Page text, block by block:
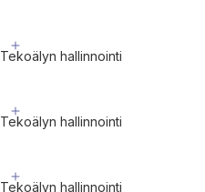
Tekoälyn hallinnointi
Tekoälyn hallinnointi
Tekoälyn hallinnointi